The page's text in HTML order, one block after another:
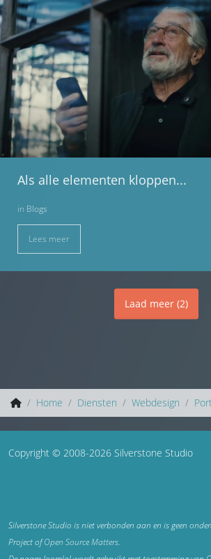
Als alle elementen kloppen...
in Blogs
Lees meer
Laad meer(2)
Home Diensten Webdesign
Copyright © 2008-2026 Silverstone Studio
Silverstone Studio is niet verbonden aan en is geen
Project ofOpen Source Matters.